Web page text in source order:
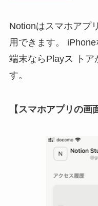
Notionはスマホアプ
用できます。
端末ならPlayス トア
す。
【スマホアプリの画